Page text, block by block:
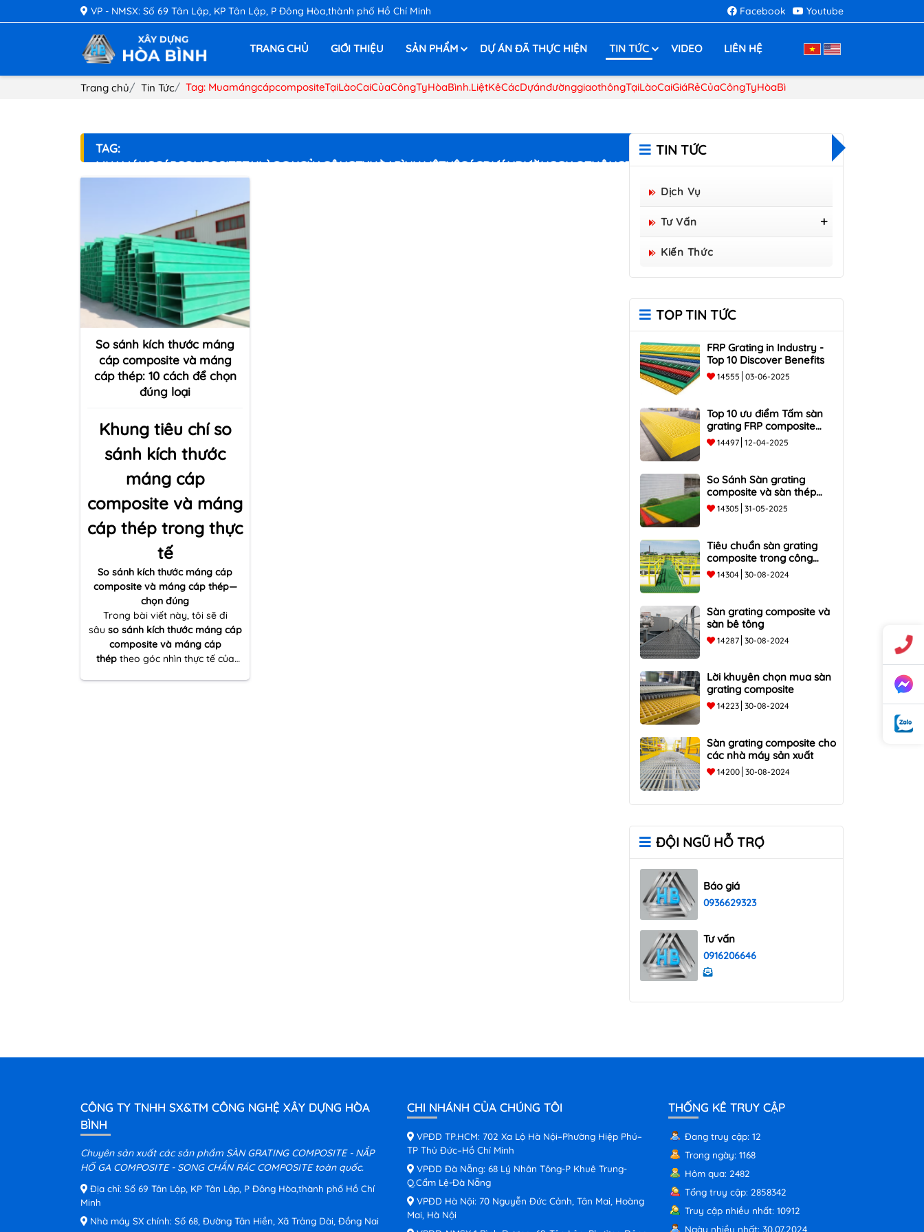
VP - NMSX: Số 69 Tân Lập, KP Tân Lập, P Đông Hòa,thành phố Hồ Chí Minh Facebook Youtube
TRANG CHỦ GIỚI THIỆU SẢN PHẨM DỰ ÁN ĐÃ THỰC HIỆN TIN TỨC VIDEO LIÊN HỆ
Trang chủ Tin Tức Tag: MuamángcápcompositeTạiLàoCaiCủaCôngTyHòaBình.LiệtKêCácDựánđườnggiaothôngTạiLàoCaiGiáRẻCủaCôngTyHòaBì
TAG:
MUAMÁNGCÁPCOMPOSITETẠILÀOCAICỦACÔNGTYHÒABÌNH.LIỆTKÊCÁCDỰÁNĐƯỜNGGIAOTHÔNGTẠILÀOCAIGIÁRẺCỦACÔNGTYHÒABÌ
So sánh kích thước máng
cáp composite và máng
cáp thép: 10 cách để chọn
đúng loại
Khung tiêu chí so
sánh kích thước
máng cáp
composite và máng
cáp thép trong thực
tế
So sánh kích thước máng cáp
composite và máng cáp thép—
chọn đúng
Trong bài viết này, tôi sẽ đi
sâu so sánh kích thước máng cáp
composite và máng cáp
théptheo góc nhìn thực tế của
TIN TỨC
Dịch Vụ
Tư Vấn
Tấm Sàn Grating Composite
FRP - Hòa Bình Group Sản
Kiến Thức
TOP TIN TỨC
FRP Grating in Industry -
Top 10 Discover Benefits
14555 03-06-2025
Top 10 ưu điểm Tấm sàn
grating FRP composite
chống ăn mòn, bền, nhẹ
14497 12-04-2025
So Sánh Sàn grating
composite và sàn thép
truyền thống - Top 5 ưu và
nhược điểm
14305 31-05-2025
Tiêu chuẩn sàn grating
composite trong công
nghiệp
14304 30-08-2024
Sàn grating composite và
sàn bê tông
14287 30-08-2024
Lời khuyên chọn mua sàn
grating composite
14223 30-08-2024
Sàn grating composite cho
các nhà máy sản xuất
14200 30-08-2024
ĐỘI NGŨ HỖ TRỢ
Báo giá
0936629323
Tư vấn
0916206646
CÔNG TY TNHH SX&TM CÔNG NGHỆ XÂY DỰNG HÒA
BÌNH
Chuyên sản xuất các sản phẩm SÀN GRATING COMPOSITE - NẮP
HỐ GA COMPOSITE - SONG CHẮN RÁC COMPOSITE toàn quốc.
Địa chỉ: Số 69 Tân Lập, KP Tân Lập, P Đông Hòa,thành phố Hồ Chí
Minh
Nhà máy SX chính: Số 68, Đường Tân Hiền, Xã Trảng Dài, Đồng Nai
CHI NHÁNH CỦA CHÚNG TÔI
VPĐD TP.HCM: 702 Xa Lộ Hà Nội–Phường Hiệp Phú–
TP Thủ Đức–Hồ Chí Minh
VPĐD Đà Nẵng: 68 Lý Nhân Tông-P Khuê Trung-
Q.Cẩm Lệ-Đà Nẵng
VPĐD Hà Nội: 70 Nguyễn Đức Cảnh, Tân Mai, Hoàng
Mai, Hà Nội
THỐNG KÊ TRUY CẬP
Đang truy cập: 12
Trong ngày: 1168
Hôm qua: 2482
Tổng truy cập: 2858342
Truy cập nhiều nhất: 10912
Ngày nhiều nhất: 30.07.2024